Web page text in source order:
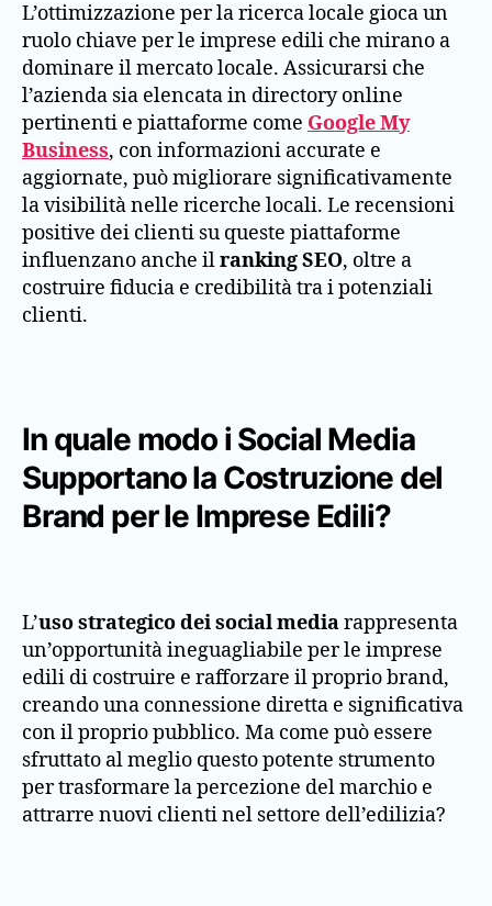
L’ottimizzazione per la ricerca locale gioca un
ruolo chiave per le imprese edili che mirano a
dominare il mercato locale. Assicurarsi che
l’azienda sia elencata in directory online
pertinenti e piattaforme come Google My
Business, con informazioni accurate e
aggiornate, può migliorare significativamente
la visibilità nelle ricerche locali. Le recensioni
positive dei clienti su queste piattaforme
influenzano anche ilranking SEO, oltre a
costruire fiducia e credibilità tra i potenziali
clienti.
In quale modo i Social Media
Supportano la Costruzione del
Brand per le Imprese Edili?
L’uso strategico dei social mediarappresenta
un’opportunità ineguagliabile per le imprese
edili di costruire e rafforzare il proprio brand,
creando una connessione diretta e significativa
con il proprio pubblico. Ma come può essere
sfruttato al meglio questo potente strumento
per trasformare la percezione del marchio e
attrarre nuovi clienti nel settore dell’edilizia?